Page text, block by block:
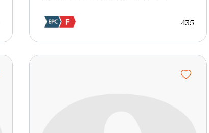
435